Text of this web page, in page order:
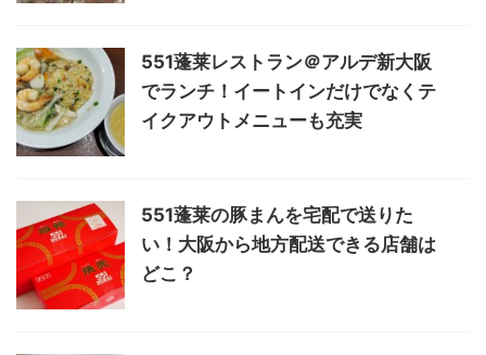
551蓬莱レストラン＠アルデ新大阪
でランチ！イートインだけでなくテ
イクアウトメニューも充実
551蓬莱の豚まんを宅配で送りた
い！大阪から地方配送できる店舗は
どこ？